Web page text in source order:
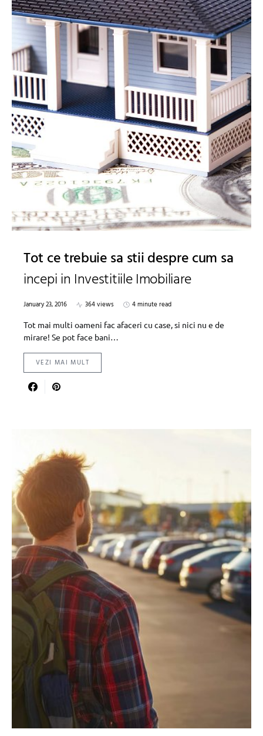
Tot ce trebuie sa stii despre cum sa
incepi in Investitiile Imobiliare
January 23, 2016 364 views
4 minute read
Tot mai multi oameni fac afaceri cu case, si nici nu e de
mirare! Se pot face bani…
VEZI MAI MULT